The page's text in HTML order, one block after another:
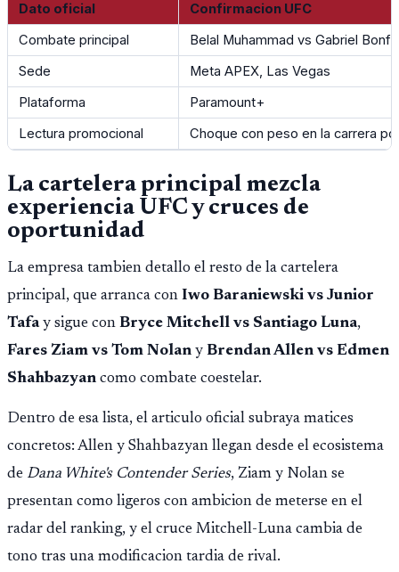
Dato oficial
Confirmacion UFC
Combate principal
Belal Muhammad vs Gabriel
Sede
Meta APEX, Las Vegas
Plataforma
Paramount+
Lectura promocional
Choque con peso en la carrera
La cartelera principal mezcla
experiencia UFC y cruces de
oportunidad
La empresa tambien detallo el resto de la cartelera
principal, que arranca con Iwo Baraniewski vs Junior
Tafay sigue con Bryce Mitchell vs Santiago Luna,
Fares Ziam vs Tom Nolan y Brendan Allen vs Edmen
Shahbazyan como combate coestelar.
Dentro de esa lista, el articulo oficial subraya matices
concretos: Allen y Shahbazyan llegan desde el ecosistema
de Dana White's Contender Series, Ziam y Nolan se
presentan como ligeros con ambicion de meterse en el
radar del ranking, y el cruce Mitchell-Luna cambia de
tono tras una modificacion tardia de rival.